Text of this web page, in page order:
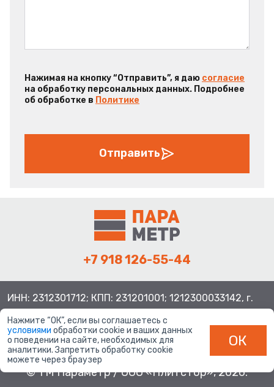
Нажимая на кнопку “Отправить”, я даю согласие
на обработку персональных данных. Подробнее
об обработке в Политике
Отправить
+7 918 126-55-44
ИНН: 2312301712; КПП: 231201001; 1212300033142, г.
Краснодар ул. Просторная, 21, индекс 350080
© ТМ Параметр / ООО «Плитстор», 2026.
Нажмите “ОК”, если вы соглашаетесь с
условиями обработки cookie и ваших данных
о поведении на сайте, необходимых для
аналитики. Запретить обработку cookie
можете через браузер
ОК